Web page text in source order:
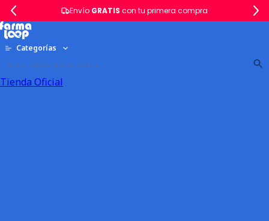
Envío GRATIS con tu primera compra
Categorías
Tienda Oficial